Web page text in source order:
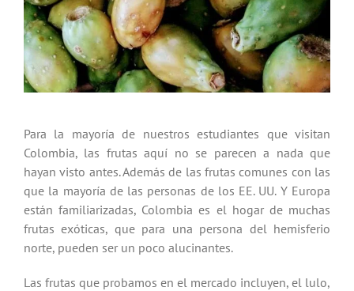
Para la mayoría de nuestros estudiantes que visitan
Colombia, las frutas aquí no se parecen a nada que
hayan visto antes. Además de las frutas comunes con las
que la mayoría de las personas de los EE. UU. Y Europa
están familiarizadas, Colombia es el hogar de muchas
frutas exóticas, que para una persona del hemisferio
norte, pueden ser un poco alucinantes.
Las frutas que probamos en el mercado incluyen, el lulo,